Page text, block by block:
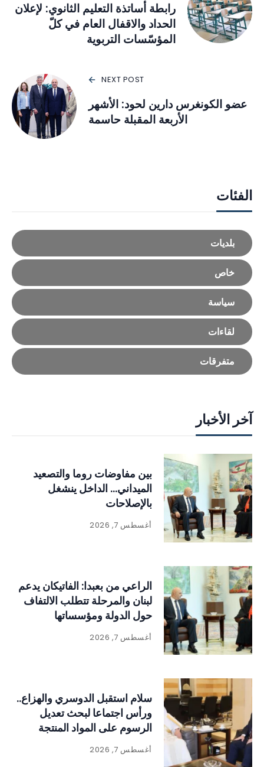
رابطة أساتذة التعليم الثانوي: لإعلان
الحداد والاقفال العام في كلّ
المؤسّسات التربوية
NEXT POST
عضو الكونغرس دارين لحود: الأشهر
الأربعة المقبلة حاسمة
الفئات
بلديات
خاص
سياسة
لقاءات
متفرقات
آخر الأخبار
بين مفاوضات روما والتصعيد
الميداني… الداخل ينشغل
بالإصلاحات
أغسطس 7, 2026
الراعي من بعبدا: الفاتيكان يدعم
لبنان والمرحلة تتطلب الالتفاف
حول الدولة ومؤسساتها
أغسطس 7, 2026
سلام استقبل الدوسري والهزاع..
ورأس اجتماعا لبحث تعديل
الرسوم على المواد المنتجة
للنفايات
أغسطس 7, 2026